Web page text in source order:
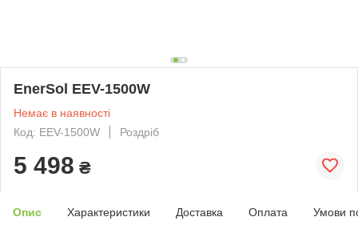
EnerSol EEV-1500W
Немає в наявності
Код: EEV-1500W
Роздріб
5 498 ₴
Опис Характеристики Доставка Оплата Умови